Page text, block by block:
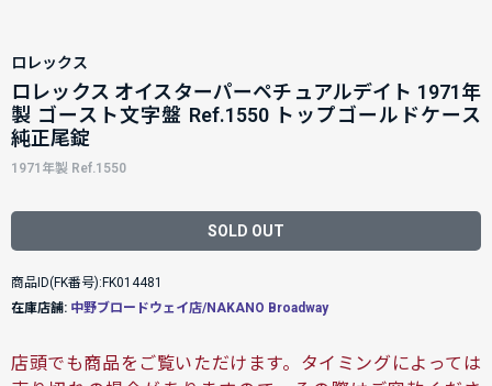
ロレックス
ロレックス オイスターパーペチュアルデイト 1971年
製 ゴースト文字盤 Ref.1550 トップゴールドケース
純正尾錠
1971年製 Ref.1550
SOLD OUT
商品ID(FK番号):FK014481
在庫店舗: 中野ブロードウェイ店/NAKANO Broadway
店頭でも商品をご覧いただけます。タイミングによっては